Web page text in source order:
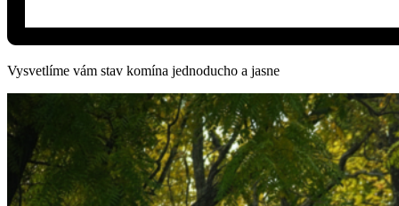
Vysvetlíme vám stav komína jednoducho a jasne